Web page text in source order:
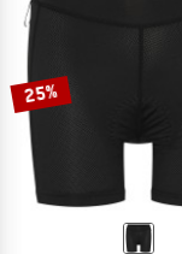
25%